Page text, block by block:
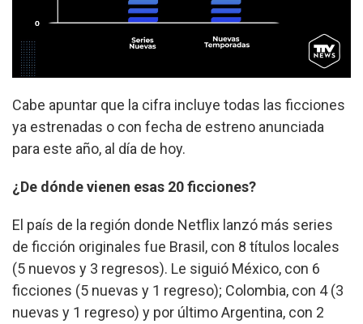
Cabe apuntar que la cifra incluye todas las ficciones
ya estrenadas o con fecha de estreno anunciada
para este año, al día de hoy.
¿De dónde vienen esas 20 ficciones?
El país de la región donde Netflix lanzó más series
de ficción originales fue Brasil, con 8 títulos locales
(5 nuevos y 3 regresos). Le siguió México, con 6
ficciones (5 nuevas y 1 regreso); Colombia, con 4 (3
nuevas y 1 regreso) y por último Argentina, con 2